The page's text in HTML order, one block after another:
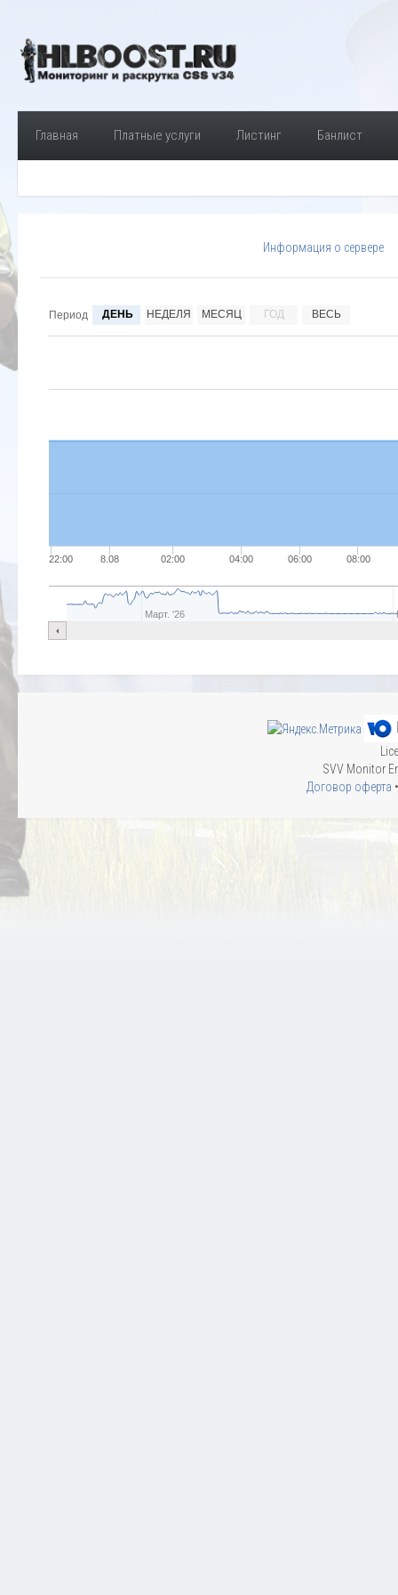
Главная Платные услуги Листинг Банлист
Информация о сервере
Период ДЕНЬ НЕДЕЛЯ МЕСЯЦ ГОД ВЕСЬ
22:00 8.08 02:00 04:00 06:00 08:00
Март. '26
SVV Monitor
Договор оферта